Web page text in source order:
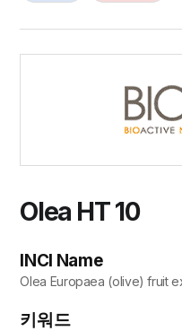
Olea HT 10
INCI Name
Olea Europaea (olive) fruit
키워드